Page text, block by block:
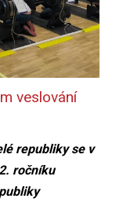
veslování
republiky se v
ročníku